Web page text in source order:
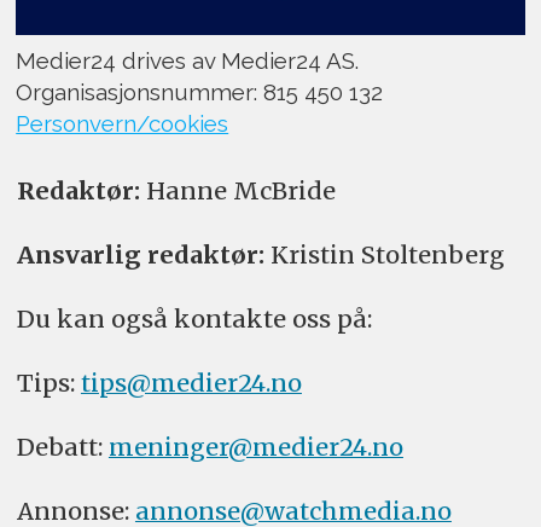
Medier24 drives av Medier24 AS.
Organisasjonsnummer: 815 450 132
Personvern/cookies
Redaktør: Hanne McBride
Ansvarlig redaktør: Kristin Stoltenberg
Du kan også kontakte oss på:
Tips: tips@medier24.no
Debatt: meninger@medier24.no
Annonse: annonse@watchmedia.no